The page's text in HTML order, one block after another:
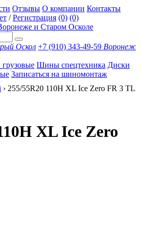
Отзывы О компании Контакты
/ Регистрация (0) (0)
Оскол +7 (910) 343-49-59 Воронеж
Шины спецтехника Диски
Записаться на шиномонтаж
› 255/55R20 110H XL Ice Zero FR 3 TL
XL Ice Zero